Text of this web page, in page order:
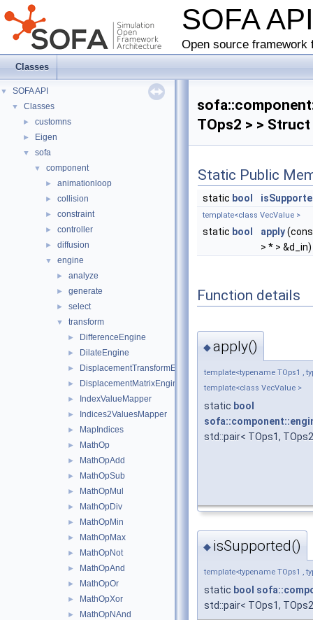
SOFA
Open source
Classes
▼ SOFA API
▼ Classes
► customns
► Eigen
▼ sofa
▼ component
► animationloop
► collision
► constraint
► controller
► diffusion
▼ engine
► analyze
► generate
► select
▼ transform
► DifferenceEngine
► DilateEngine
► DisplacementTransformEngine
► DisplacementMatrixEngine
► IndexValueMapper
► Indices2ValuesMapper
► MapIndices
► MathOp
► MathOpAdd
► MathOpSub
► MathOpMul
► MathOpDiv
► MathOpMin
► MathOpMax
► MathOpNot
► MathOpAnd
► MathOpOr
► MathOpXor
► MathOpNAnd
TOps2 > >
Static Public
static bool
template<class VecValue >
static bool apply
> * > &d_in)
Function details
◆apply()
template<typename TOps1 ,
template<class VecValue >
static bool
std::pair< TOps1,
◆ isSupported()
template<typename TOps1 ,
static bool
std::pair< TOps1,